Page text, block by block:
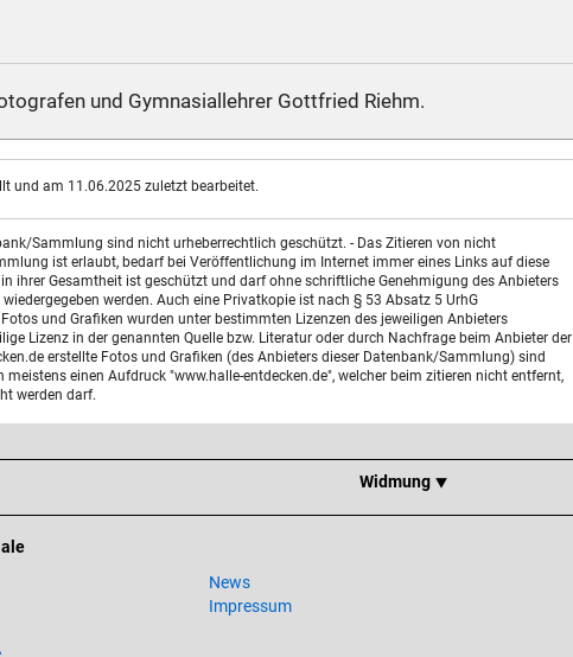
und Gymnasiallehrer Gottfried Riehm.
und am 11.06.2025 zuletzt bearbeitet.
Sammlung sind nicht urheberrechtlich geschützt. - Das Zitieren von nicht
ist erlaubt, bedarf bei Veröffentlichung im Internet immer eines Links auf diese
ihrer Gesamtheit ist geschützt und darf ohne schriftliche Genehmigung des Anbieters
werden. Auch eine Privatkopie ist nach § 53 Absatz 5 UrhG
und Grafiken wurden unter bestimmten Lizenzen des jeweiligen Anbieters
Lizenz in der genannten Quelle bzw. Literatur oder durch Nachfrage beim Anbieter der
erstellte Fotos und Grafiken (des Anbieters dieser Datenbank/Sammlung) sind
einen Aufdruck "www.halle-entdecken.de", welcher beim zitieren nicht entfernt,
werden darf.
Widmung ⯆
News
Impressum